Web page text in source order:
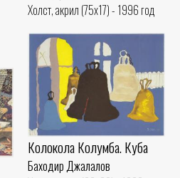
Холст, акрил (75x17) - 1996 год
Колокола Колумба. Куба
Баходир Джалалов